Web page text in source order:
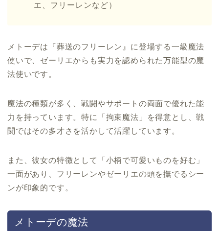
エ、フリーレンなど）
メトーデは『葬送のフリーレン』に登場する一級魔法
使いで、ゼーリエからも実力を認められた万能型の魔
法使いです。
魔法の種類が多く、戦闘やサポートの両面で優れた能
力を持っています。特に「拘束魔法」を得意とし、戦
闘ではその多才さを活かして活躍しています。
また、彼女の特徴として「小柄で可愛いものを好む」
一面があり、フリーレンやゼーリエの頭を撫でるシー
ンが印象的です。
メトーデの魔法